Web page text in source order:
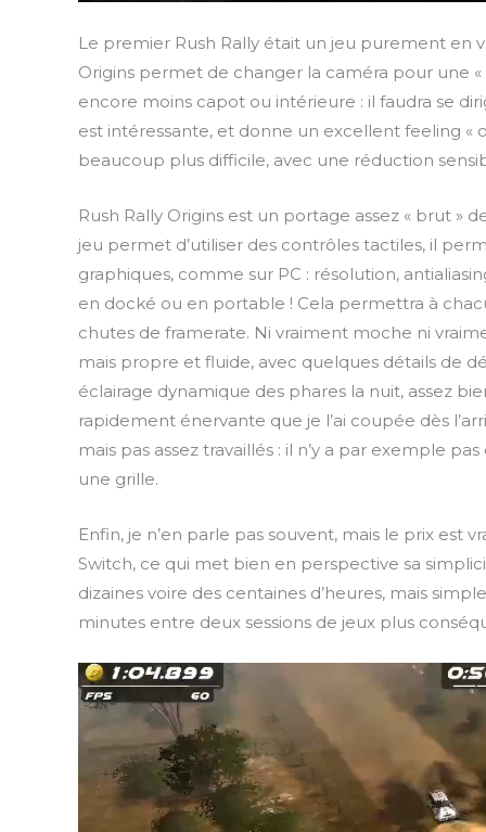
a
y
Le premier Rush Rally était un jeu purement en
Origins permet de changer la caméra pour une
encore moins capot ou intérieure : il faudra se
est intéressante, et donne un excellent feeling «
beaucoup plus difficile, avec une réduction
Rush Rally Origins est un portage assez « brut »
jeu permet d’utiliser des contrôles tactiles, il
graphiques, comme sur PC : résolution,
en docké ou en portable ! Cela permettra à
chutes de framerate. Ni vraiment moche ni
mais propre et fluide, avec quelques détails de
éclairage dynamique des phares la nuit, assez
rapidement énervante que je l’ai coupée dès
mais pas assez travaillés : il n’y a par exemple
une grille.
Enfin, je n’en parle pas souvent, mais le prix
Switch, ce qui met bien en perspective sa
dizaines voire des centaines d’heures, mais
minutes entre deux sessions de jeux plus